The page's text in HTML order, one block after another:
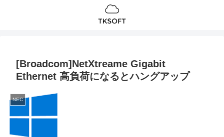
[Broadcom]NetXtreame Gigabit
Ethernet 高負荷になるとハングアップ
NEC